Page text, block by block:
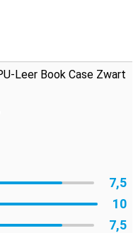
extra portemonnee.
en professioneel
afwerking en het
blijven, gebruik je je OPPO
zonder hoes, maar dan
Leer Book Case Zwart
7,5
10
7,5